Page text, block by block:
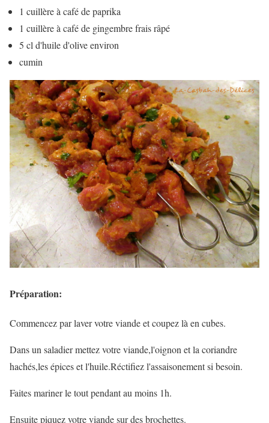
1 cuillère à café de paprika
1 cuillère à café de gingembre frais râpé
5 cl d'huile d'olive environ
cumin
Préparation:
Commencez par laver votre viande et coupez là en cubes.
Dans un saladier mettez votre viande,l'oignon et la coriandre
hachés,les épices et l'huile.Réctifiez l'assaisonement si besoin.
Faites mariner le tout pendant au moins 1h.
Ensuite piquez votre viande sur des brochettes.